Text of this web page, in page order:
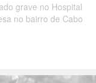
grave no Hospital
no bairro de Cabo